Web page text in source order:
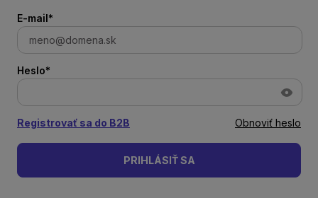
E-mail*
Heslo*
Registrovať sa do B2B Obnoviť heslo
PRIHLÁSIŤ SA